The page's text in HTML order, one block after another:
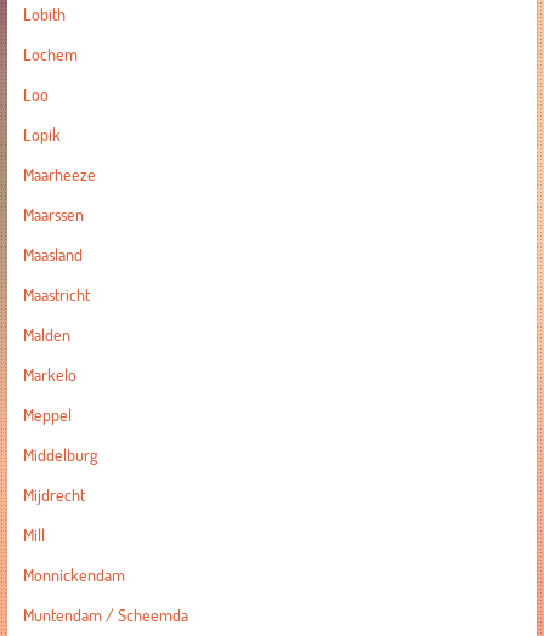
Lobith
Lochem
Loo
Lopik
Maarheeze
Maarssen
Maasland
Maastricht
Malden
Markelo
Meppel
Middelburg
Mijdrecht
Mill
Monnickendam
Muntendam / Scheemda